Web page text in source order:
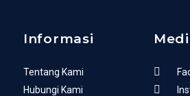
Informasi
Tentang Kami
Hubungi Kami